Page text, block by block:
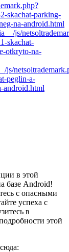
skachat-parking-
na-android.html
js/
skachat-
otkryto-na-
js/
peglin-a-
android.html
в этой
базе Android!
с опасными
успеха с
в
этой